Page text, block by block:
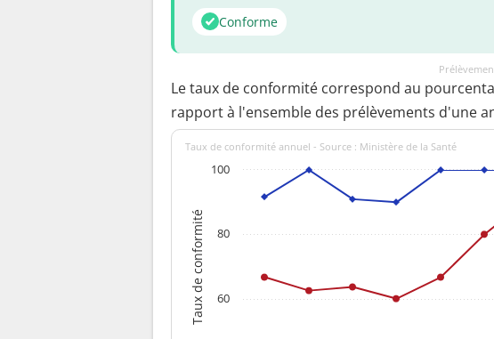
Conforme
Le taux de conformité correspond au
rapport à l'ensemble des prélèvements d'une
Taux de conformité
Taux de conformité annuel - Source : Ministère de la Santé
60
80
100